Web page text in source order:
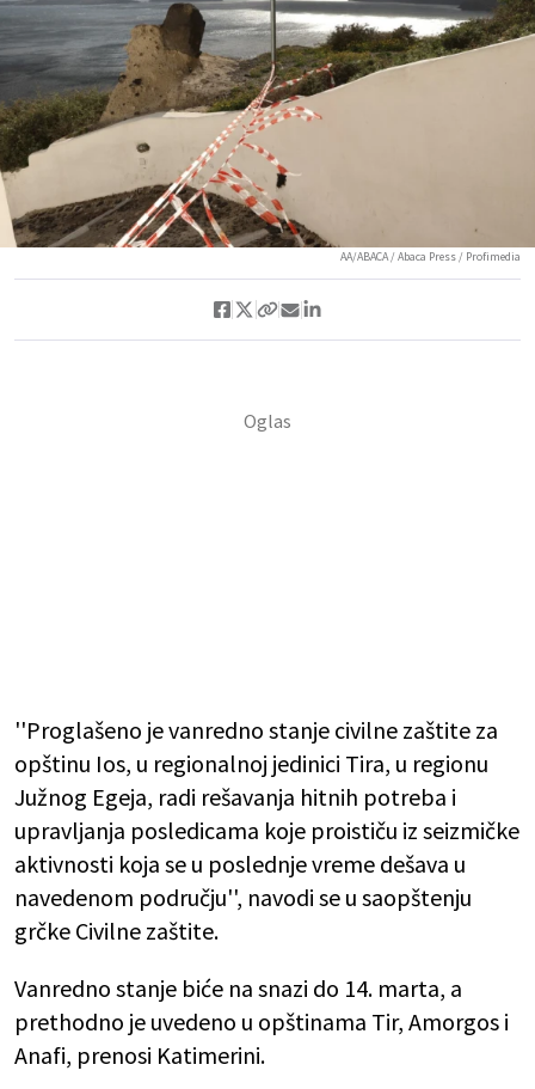
AA/ABACA / Abaca Press / Profimedia
''Proglašeno je vanredno stanje civilne zaštite za
opštinu Ios, u regionalnoj jedinici Tira, u regionu
Južnog Egeja, radi rešavanja hitnih potreba i
upravljanja posledicama koje proističu iz seizmičke
aktivnosti koja se u poslednje vreme dešava u
navedenom području'', navodi se u saopštenju
grčke Civilne zaštite.
Vanredno stanje biće na snazi do 14. marta, a
prethodno je uvedeno u opštinama Tir, Amorgos i
Anafi, prenosi Katimerini.